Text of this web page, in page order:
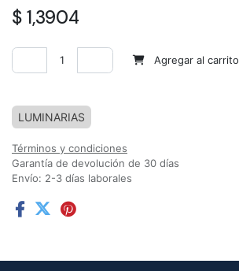
$ 1,3904
Agregar al carrito
LUMINARIAS
Términos y condiciones
Garantía de devolución de 30 días
Envío: 2-3 días laborales